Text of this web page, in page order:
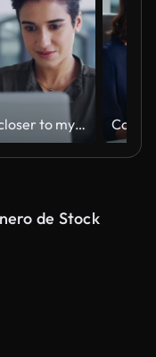
I move closer to my goal every day
de Stock